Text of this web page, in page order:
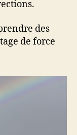
des
de force